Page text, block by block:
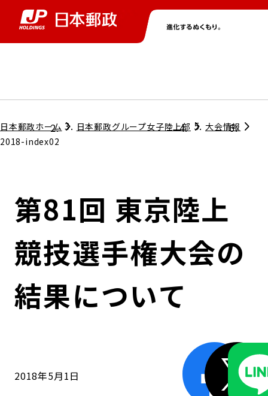
グループ情報トップ
コンプライアンス
ガバナンス
ローカル共創イニシアティブ
株主・投資家情報トップ
個人投資家のみなさまへ
株式情報
IRニュース
ニューストップ
サステナビリティトップ
担当役員メッセージ
サステナビリティマネジメント
採用情報トップ
日本郵政ホーム 日本郵政グループ女子陸上部
大会情報
2018-index02
第81回 東京陸上
競技選手権大会の
結果について
2018年5月1日